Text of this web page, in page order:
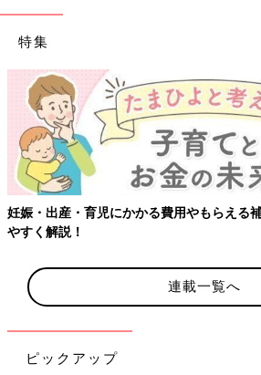
特集
妊娠・出産・育児にかかる費用やもらえる
やすく解説！
連載一覧へ
ピックアップ